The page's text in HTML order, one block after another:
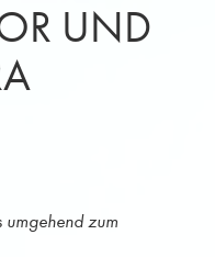
UND
umgehend zum